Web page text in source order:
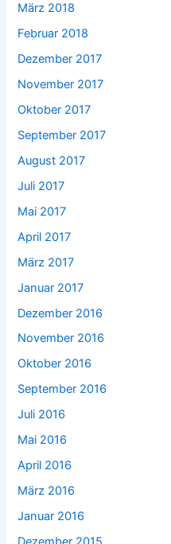
März 2018
Februar 2018
Dezember 2017
November 2017
Oktober 2017
September 2017
August 2017
Juli 2017
Mai 2017
April 2017
März 2017
Januar 2017
Dezember 2016
November 2016
Oktober 2016
September 2016
Juli 2016
Mai 2016
April 2016
März 2016
Januar 2016